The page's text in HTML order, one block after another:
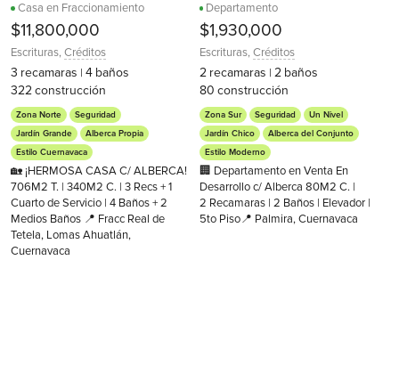
Casa en Fraccionamiento
$11,800,000
Escrituras,Créditos
3 recamaras | 4 baños
322construcción
Zona Norte
Seguridad
Jardín Grande
Alberca Propia
Estilo Cuernavaca
🏡 ¡HERMOSA CASA C/ ALBERCA!
706M2 T. | 340M2 C. | 3 Recs + 1
Cuarto de Servicio | 4 Baños + 2
Medios Baños 📍 Fracc Real de
Tetela, Lomas Ahuatlán,
Cuernavaca
Departamento
$1,930,000
Escrituras,Créditos
2 recamaras | 2 baños
80 construcción
Zona Sur Seguridad
Un Nivel
Jardín Chico
Alberca del Conjunto
Estilo Moderno
🏢 Departamento en Venta En
Desarrollo c/ Alberca 80M2 C. |
2 Recamaras | 2 Baños | Elevador |
5to Piso📍 Palmira, Cuernavaca